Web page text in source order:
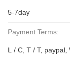
5-7day
Payment Terms:
L / C, T / T, paypal,